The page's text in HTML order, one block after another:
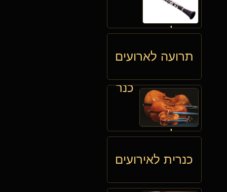
לאירועים
תרועה לארועים
כנר
לאירועים
כנרית לאירועים